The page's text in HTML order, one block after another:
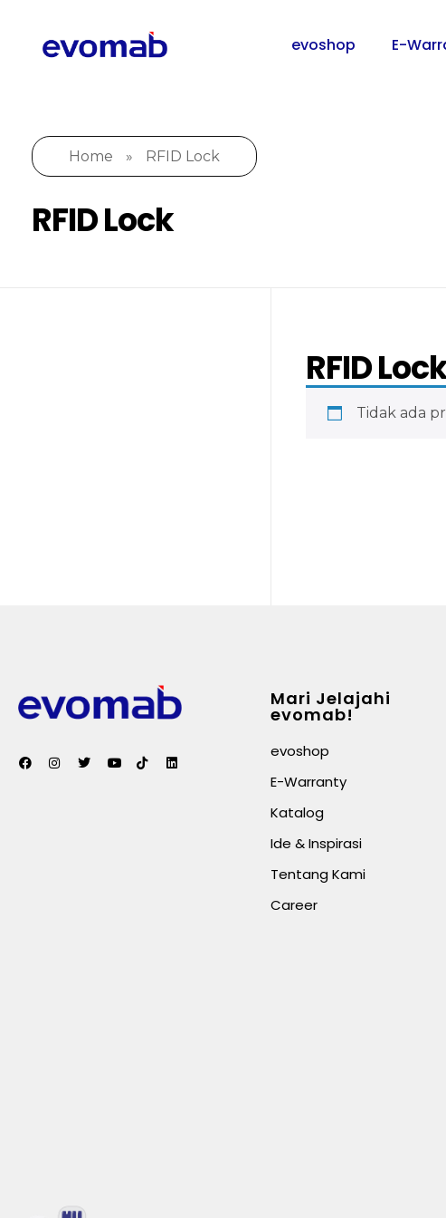
evoshop E-
Home » RFID Lock
RFID Lock
RFID
Tidak ada
Mari Jelajahi
evomab!
evoshop
E-Warranty
Katalog
Ide & Inspirasi
Tentang Kami
Career